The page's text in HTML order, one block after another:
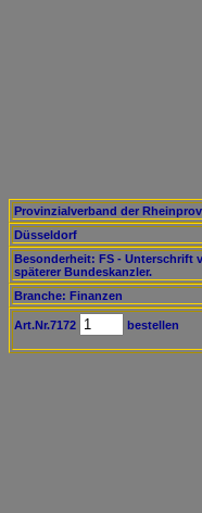
Provinzialverband der
Düsseldorf
Besonderheit: FS - Unterschrift
späterer Bundeskanzler.
Branche: Finanzen
Art.Nr.7172 bestellen